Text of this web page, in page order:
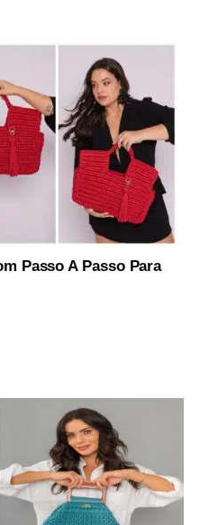
Passo A Passo Para